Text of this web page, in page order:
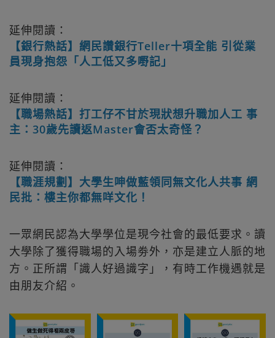
延伸閱讀：
【銀行熱話】網民讚銀行Teller十項全能 引從業
員現身抱怨「人工低又多嘢記」
延伸閱讀：
【職場熱話】打工仔不甘於現狀想升職加人工 事
主：30歲先讀返Master會否太奇怪？
延伸閱讀：
【職涯規劃】大學生呻做藍領同無文化人共事 網
民批：樓主你都無咩文化！
一眾網民認為大學學位是現今社會的最低要求。讀
大學除了獲得職場的入場劵外，亦是建立人脈的地
方。正所謂「識人好過識字」，有時工作機遇就是
由朋友介紹。